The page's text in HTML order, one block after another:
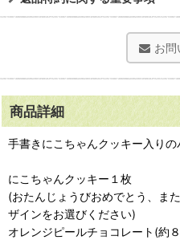
お問
商品詳細
手書きにこちゃんクッキー入りの
にこちゃんクッキー１枚
(おたんじょうびおめでとう、ま
ザインをお選びください)
オレンジピールチョコレート(約